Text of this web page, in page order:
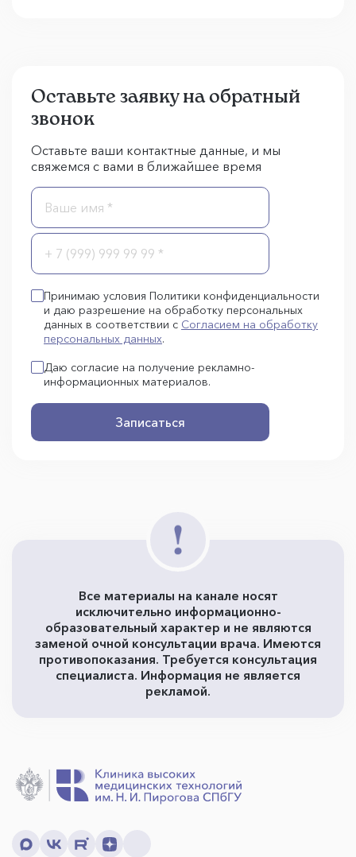
Оставьте заявку на обратный
звонок
Оставьте ваши контактные данные, и мы
свяжемся с вами в ближайшее время
Принимаю условия Политики конфиденциальности
и даю разрешение на обработку персональных
данных в соответствии с Согласием на обработку
персональных данных.
Даю согласие на получение рекламно-
информационных материалов.
Записаться
Все материалы на канале носят
исключительно информационно-
образовательный характер и не являются
заменой очной консультации врача. Имеются
противопоказания. Требуется консультация
специалиста. Информация не является
рекламой.